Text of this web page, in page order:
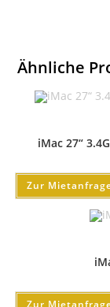
Ähnliche
iMac 27“
Zur
Zur